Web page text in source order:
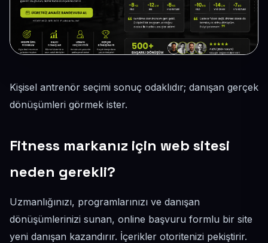
Kişisel antrenör seçimi sonuç odaklıdır; danışan gerçek
dönüşümleri görmek ister.
Fitness markanız için web sitesi
neden gerekli?
Uzmanlığınızı, programlarınızı ve danışan
dönüşümlerinizi sunan, online başvuru formlu bir site
yeni danışan kazandırır. İçerikler otoritenizi pekiştirir.